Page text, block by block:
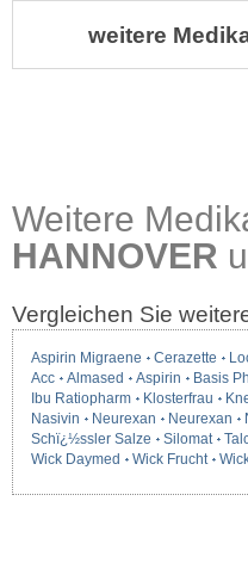
weitere
Weitere
HANNOVER
Vergleichen Sie
Aspirin Migraene Cerazette
Acc
Almased Aspirin Basis Ph
Ibu Ratiopharm
Klosterfrau
Nasivin
Neurexan Neurexan
Schï¿½ssler Salze
Silomat
Wick Daymed
Wick Frucht